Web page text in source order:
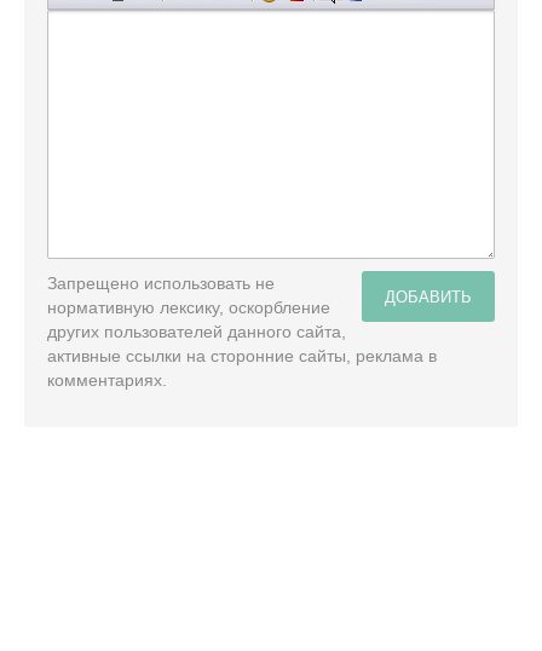
ДОБАВИТЬ
Запрещено использовать не
нормативную лексику, оскорбление
других пользователей данного сайта,
активные ссылки на сторонние сайты, реклама в
комментариях.